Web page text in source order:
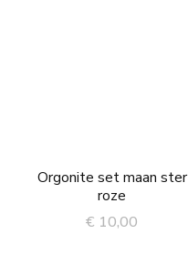
Orgonite set maan ster
roze
€ 10,00